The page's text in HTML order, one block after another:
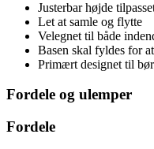
Justerbar højde
Let at samle og flytte
Velegnet til både
Basen skal fyldes for
Primært designet til
Fordele og ulemper
Fordele